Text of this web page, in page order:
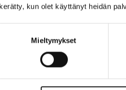
kun olet käyttänyt heidän
Mieltymykset
Poliittisten